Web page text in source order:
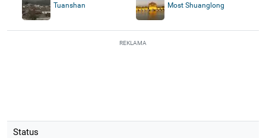
Tuanshan
Most Shuanglong
REKLAMA
Status